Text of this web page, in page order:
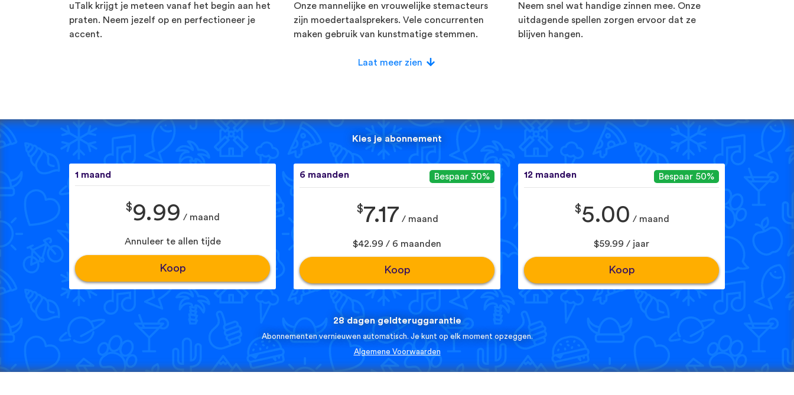
uTalk krijgt je meteen vanaf het begin aan het
praten. Neem jezelf op en perfectioneer je
accent.
Onze mannelijke en vrouwelijke stemacteurs
zijn moedertaalsprekers. Vele concurrenten
maken gebruik van kunstmatige stemmen.
Neem snel wat handige zinnen mee. Onze
uitdagende spellen zorgen ervoor dat ze
blijven hangen.
Laat meer zien
Kies je abonnement
1 maand
$9.99 / maand
Annuleer te allen tijde
Koop
6 maanden Bespaar 30%
$7.17 / maand
$42.99 / 6 maanden
Koop
12 maanden Bespaar 50%
$5.00 / maand
$59.99 / jaar
Koop
28 dagen geldteruggarantie
Abonnementen vernieuwen automatisch. Je kunt op elk moment opzeggen.
Algemene Voorwaarden